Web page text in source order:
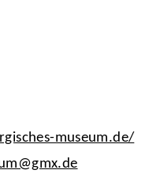
museum.de/